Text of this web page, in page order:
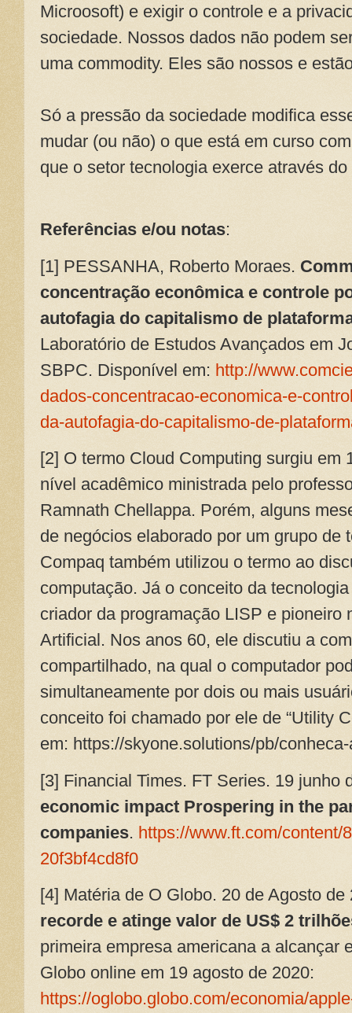
Microosoft) e exigir o controle e a
sociedade. Nossos dados não podem
uma commodity. Eles são nossos e
Só a pressão da sociedade modifica
mudar (ou não) o que está em curso
que o setor tecnologia exerce através
Referências e/ou notas:
[1] PESSANHA, Roberto Moraes.
concentração econômica e controle
autofagia do capitalismo de
Laboratório de Estudos Avançados em
SBPC. Disponível em: http://
dados-concentracao-economica-e-
da-autofagia-do-capitalismo-de-
[2] O termo Cloud Computing surgiu em
nível acadêmico ministrada pelo
Ramnath Chellappa. Porém, alguns
de negócios elaborado por um grupo de
Compaq também utilizou o termo ao
computação. Já o conceito da
criador da programação LISP e pioneiro
Artificial. Nos anos 60, ele discutiu a
compartilhado, na qual o computador
simultaneamente por dois ou mais
conceito foi chamado por ele de “Utility
em: https://skyone.solutions/pb/
[3] Financial Times. FT Series. 19 junho
economic impact Prospering in the
companies. https://www.ft.com/content/
20f3bf4cd8f0
[4] Matéria de O Globo. 20 de Agosto
recorde e atinge valor de US$ 2
primeira empresa americana a alcançar
Globo online em 19 agosto de 2020:
https://oglobo.globo.com/economia/